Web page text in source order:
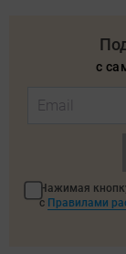
с
Нажимая
с Правилами